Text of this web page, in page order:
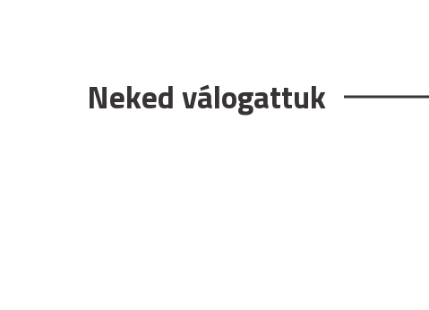
Neked válogattuk